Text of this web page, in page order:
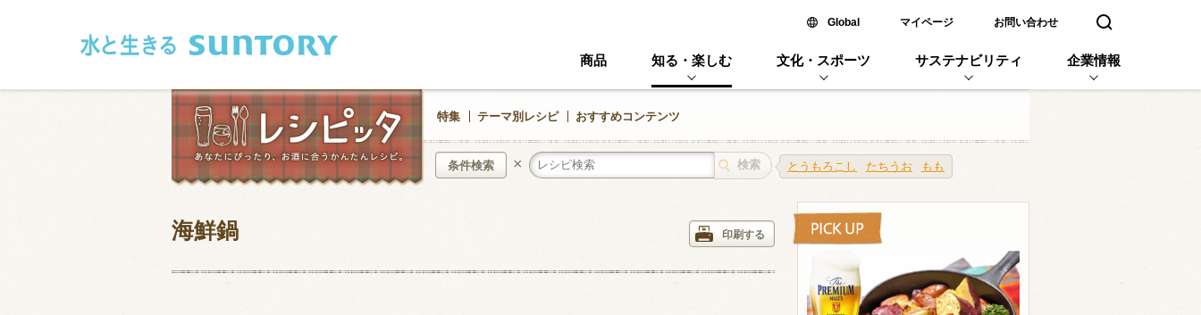
Global新しいウィンドウで開く
マイページ お問い合わせ 検索窓を開く
商品 知る・楽しむ 文化・スポーツ サステナビリティ 企業情報
特集 テーマ別レシピ おすすめコンテンツ
とうもろこし たちうお もも
条件検索 ×
和食 イタリアン
海鮮鍋 印刷する